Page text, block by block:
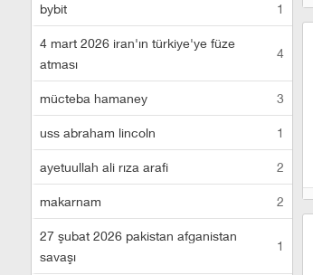
bybit 1
4 mart 2026 iran'ın türkiye'ye füze
atması
4
mücteba hamaney 3
uss abraham lincoln 1
ayetuullah ali rıza arafi 2
makarnam 2
27 şubat 2026 pakistan afganistan
savaşı
1